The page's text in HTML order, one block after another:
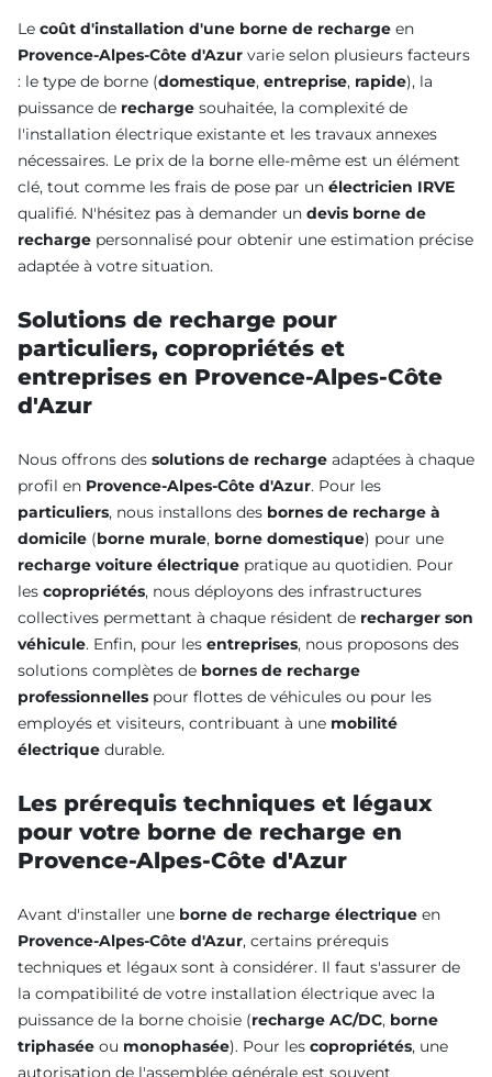
Le coût d'installation d'une borne de recharge en
Provence-Alpes-Côte d'Azur varie selon plusieurs facteurs
: le type de borne (domestique, entreprise, rapide), la
puissance de recharge souhaitée, la complexité de
l'installation électrique existante et les travaux annexes
nécessaires. Le prix de la borne elle-même est un élément
clé, tout comme les frais de pose par un électricien IRVE
qualifié. N'hésitez pas à demander un devis borne de
recharge personnalisé pour obtenir une estimation précise
adaptée à votre situation.
Solutions de recharge pour
particuliers, copropriétés et
entreprises en Provence-Alpes-Côte
d'Azur
Nous offrons des solutions de recharge adaptées à chaque
profil en Provence-Alpes-Côte d'Azur. Pour les
particuliers, nous installons des bornes de recharge à
domicile (borne murale, borne domestique) pour une
recharge voiture électrique pratique au quotidien. Pour
les copropriétés, nous déployons des infrastructures
collectives permettant à chaque résident de recharger son
véhicule. Enfin, pour les entreprises, nous proposons des
solutions complètes de bornes de recharge
professionnelles pour flottes de véhicules ou pour les
employés et visiteurs, contribuant à une mobilité
électrique durable.
Les prérequis techniques et légaux
pour votre borne de recharge en
Provence-Alpes-Côte d'Azur
Avant d'installer une borne de recharge électrique en
Provence-Alpes-Côte d'Azur, certains prérequis
techniques et légaux sont à considérer. Il faut s'assurer de
la compatibilité de votre installation électrique avec la
puissance de la borne choisie (recharge AC/DC, borne
triphasée ou monophasée). Pour les copropriétés, une
autorisation de l'assemblée générale est souvent